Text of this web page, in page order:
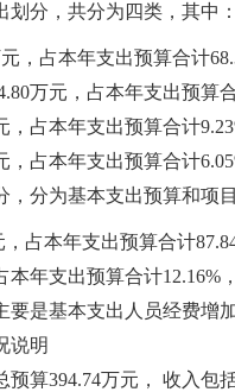
划分，共分为四类，其中
，占本年支出预算合计
万元，占本年支出预算
，占本年支出预算合计
，占本年支出预算合计
，分为基本支出预算和项
占本年支出预算合计
本年支出预算合计12.16%
要是基本支出人员经费增
说明
预算394.74万元， 收入